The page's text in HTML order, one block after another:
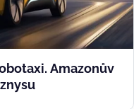
Amazonův